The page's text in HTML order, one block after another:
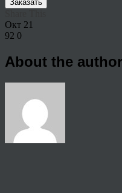
Заказать
Окт 21
92 0
About the author